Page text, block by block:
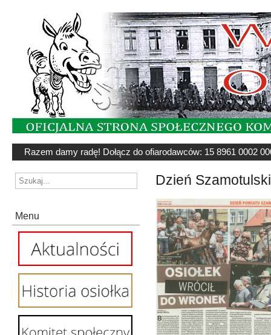
Razem damy radę! Dołącz do ofiarodawców: 15 8961 0002
Menu
Dzień Szamotulski